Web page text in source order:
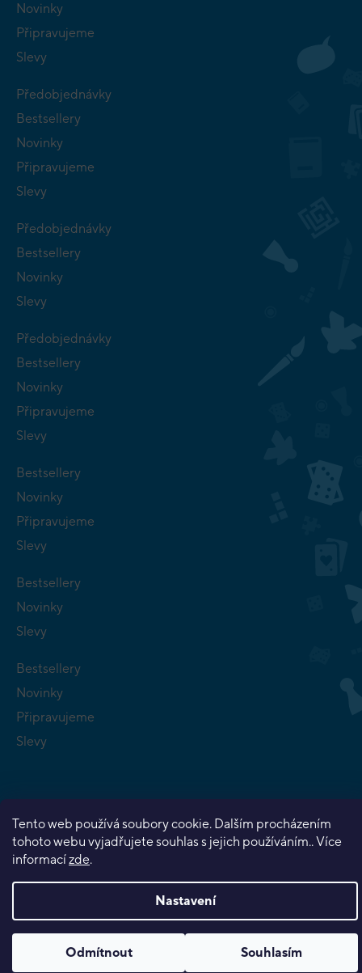
Tento web používá soubory cookie. Dalším procházením
tohoto webu vyjadřujete souhlas s jejich používáním.. Více
informacízde.
Nastavení
Odmítnout Souhlasím
Novinky
Připravujeme
Slevy
Předobjednávky
Bestsellery
Novinky
Připravujeme
Slevy
Předobjednávky
Bestsellery
Novinky
Slevy
Předobjednávky
Bestsellery
Novinky
Připravujeme
Slevy
Bestsellery
Novinky
Připravujeme
Slevy
Bestsellery
Novinky
Slevy
Bestsellery
Novinky
Připravujeme
Slevy
Vytvořil Shoptet Premium
Copyright 2026Planeta her. Všechna práva vyhrazena.